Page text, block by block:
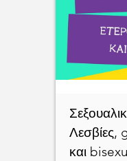
Λεσβίες,
και